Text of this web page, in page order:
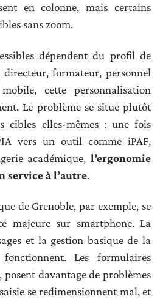
en colonne, mais certains
sans zoom.
dépendent du profil de
formateur, personnel
cette personnalisation
Le problème se situe plutôt
cibles elles-mêmes : une fois
vers un outil comme iPAF,
académique, l’ergonomie
service à l’autre.
de Grenoble, par exemple, se
majeure sur smartphone. La
et la gestion basique de la
Les formulaires
posent davantage de problèmes
se redimensionnent mal, et